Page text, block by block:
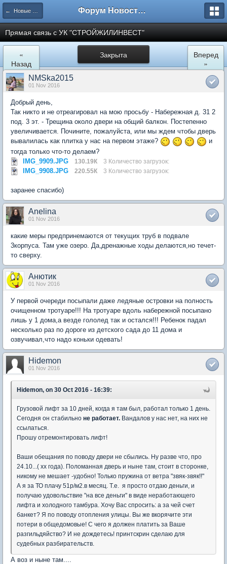
← Новые Водники Форум Новостройки
Прямая связь с УК "СТРОЙЖИЛИНВЕСТ"
Закрыта
«
Назад
Вперед
»
NMSka2015
01 Nov 2016
Добрый день,
Так никто и не отреагировал на мою просьбу - Набережная д. 31 2
под. 3 эт. - Трещина около двери на общий балкон. Постепенно
увеличивается. Почините, пожалуйста, или мы ждем чтобы дверь
вывалилась как плитка у нас на первом этаже?
и
тогда только что-то делаем?
IMG_9909.JPG
130.19К 3 Количество загрузок:
IMG_9908.JPG 220.55К 3 Количество загрузок:
заранее спасибо)
Anelina
01 Nov 2016
какие меры предпринемаются от текущих труб в подвале
3корпуса. Там уже озеро. Да,дренажные ходы делаются,но течет-
то сверху.
Анютик
01 Nov 2016
У первой очереди посыпали даже ледяные островки на полность
очищенном тротуаре!!! На тротуаре вдоль набережной посыпано
лишь у 1 дома,а везде гололед так и остался!!! Ребенок падал
несколько раз по дороге из детского сада до 11 дома и
озвучивал,что надо коньки одевать!
Hidemon
01 Nov 2016
Hidemon, on 30 Oct 2016 - 16:39:
Грузовой лифт за 10 дней, когда я там был, работал только 1 день.
Сегодня он стабильно не работает. Вандалов у нас нет, на них не
ссылаться.
Прошу отремонтировать лифт!
Ваши обещания по поводу двери не сбылись. Ну разве что, про
24.10...( хх года). Поломанная дверь и ныне там, стоит в сторонке,
никому не мешает -удобно! Только пружина от ветра "звяк-звяк!!"
А я за ТО плачу 51р/м2.в месяц. Т.е. я просто отдаю деньги, и
получаю удовольствие "на все деньги" в виде неработающего
лифта и холодного тамбура. Хочу Вас спросить: а за чей счет
банкет? Я по поводу отопления улицы. Вы же вкорячите эти
потери в общедомовые! С чего я должен платить за Ваше
разгильдяйство? И не дождетесь! принтскрин сделаю для
судебных разбирательств.
А воз и ныне там....